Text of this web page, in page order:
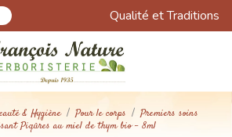
Qualité et Traditions
& Hygiène Pour le corps
Premiers soins
Piqûres au miel de thym bio - 8ml
cookies